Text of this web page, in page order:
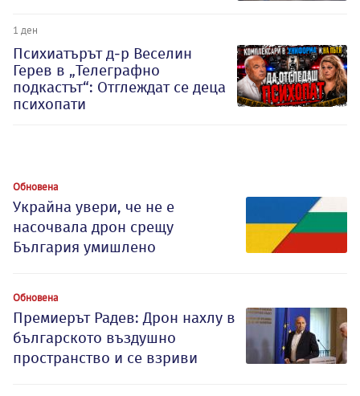
1 ден
Психиатърът д-р Веселин
Герев в „Телеграфно
подкастът“: Отглеждат се деца
психопати
Обновена
Украйна увери, че не е
насочвала дрон срещу
България умишлено
Обновена
Премиерът Радев: Дрон нахлу в
българското въздушно
пространство и се взриви